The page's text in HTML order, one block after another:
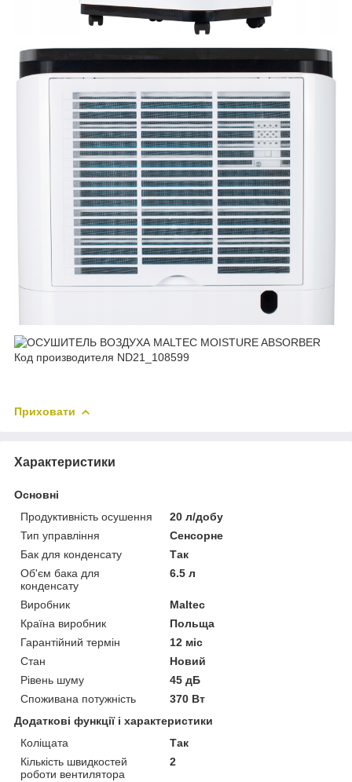
Приховати
Характеристики
Основні
Продуктивність осушення
20 л/добу
Тип управління
Сенсорне
Бак для конденсату
Так
Об'єм бака для
конденсату
6.5 л
Виробник
Maltec
Країна виробник
Польща
Гарантійний термін
12 міс
Стан
Новий
Рівень шуму
45 дБ
Споживана потужність
370 Вт
Додаткові функції і характеристики
Коліщата
Так
Кількість швидкостей
роботи вентилятора
2